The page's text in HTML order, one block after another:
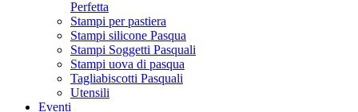
Perfetta
Stampi per pastiera
Stampi silicone Pasqua
Stampi Soggetti Pasquali
Stampi uova di pasqua
Tagliabiscotti Pasquali
Utensili
Eventi